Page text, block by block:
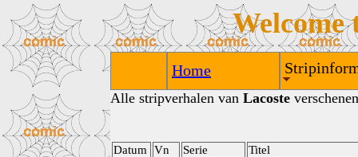
Welcome
Home
Alle stripverhalen van Lacoste
Datum Vn Serie
Titel